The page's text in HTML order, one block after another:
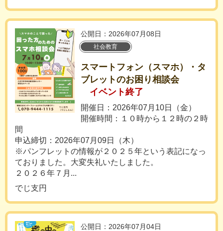
公開日：2026年07月08日
社会教育
スマートフォン（スマホ）・タ
ブレットのお困り相談会
イベント終了
開催日：2026年07月10日（金）
開催時間：１０時から１２時の２時
間
申込締切：2026年07月09日（木）
※パンフレットの情報が２０２５年という表記になっ
ておりました。大変失礼いたしました。
２０２６年７月...
でじ支円
公開日：2026年07月04日